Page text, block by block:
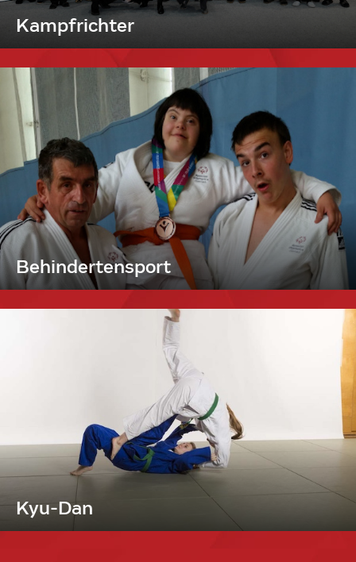
Kampfrichter
Behindertensport
Kyu-Dan